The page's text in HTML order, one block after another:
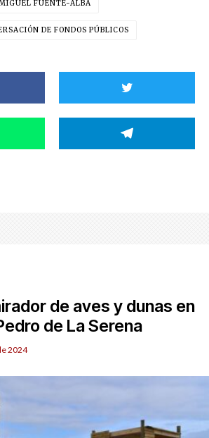
FUENTE-ALBA
DE FONDOS PÚBLICOS
de aves y dunas en
de La Serena
2024